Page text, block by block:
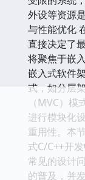
外设等资源
与性能优化
直接决定了
将聚焦于嵌
嵌入式软件
式，如分层
（MVC）
进行模块化
重用性。本
式C/C++开
常见的设计
的普及，并